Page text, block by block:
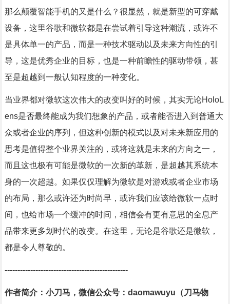
那么颠覆智能手机的又是什么？很显然，就是新型的可穿戴
设备，这里谷歌和微软都是在尝试着引导这种潮流，或许不
是具体单一的产品，而是一种技术驱动以及未来方向性的引
导，这是优秀企业的目标，也是一种前瞻性的驱动带领，甚
至是超越到一般认知程度的一种变化。
当业界都对微软这次伟大的改变叫好的时候，其实无论HoloL
ens是否最终能成为我们想象的产品，或者能否进入到普通大
众或者企业的序列，但这种创新的模式以及对未来新应用的
思考是值得整个业界关注的，或将这就是未来的方向之一，
而且这也极有可能是微软的一次新的革新，是超越其系统本
身的一次超越。如果仅仅理解为微软是对游戏或者企业市场
的布局，那么或许还为时尚早，或许我们应该给微软一点时
间，也给市场一个缓冲的时间，相信会有更有意思的全息产
品带来更多划时代的改变。在这里，无论是谷歌还是微软，
都是令人尊敬的。
------------------------------------------------
作者简介：小刀马，微信公众号：daomawuyu （刀马物